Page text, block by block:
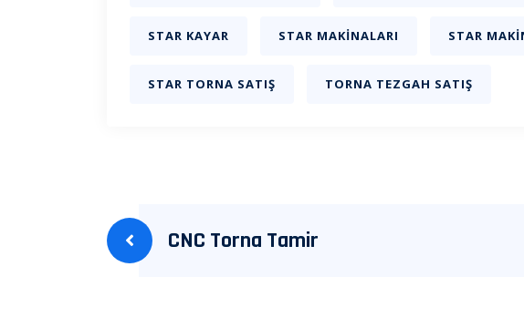
STAR KAYAR STAR MAKINALARI STAR
STAR TORNA SATIŞ TORNA TEZGAH SATIŞ
Yazı
gezinmesi
CNC Torna Tamir